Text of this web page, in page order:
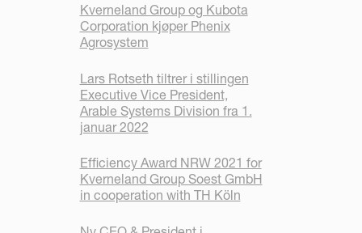
Kverneland Group og Kubota
Corporation kjøper Phenix
Agrosystem
Lars Rotseth tiltrer i stillingen
Executive Vice President,
Arable Systems Division fra 1.
januar 2022
Efficiency Award NRW 2021 for
Kverneland Group Soest GmbH
in cooperation with TH Köln